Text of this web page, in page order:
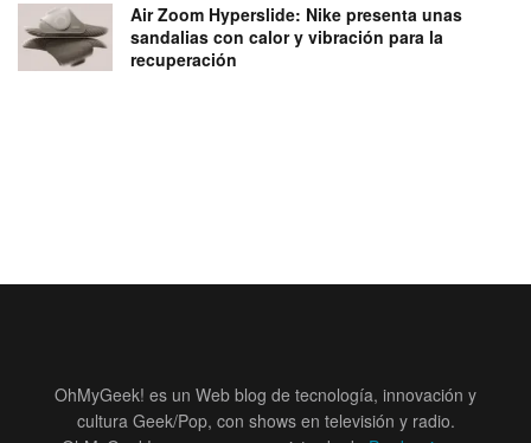
Air Zoom Hyperslide: Nike presenta unas
sandalias con calor y vibración para la
recuperación
OhMyGeek! es un Web blog de tecnología, innovación y
cultura Geek/Pop, con shows en televisión y radio.